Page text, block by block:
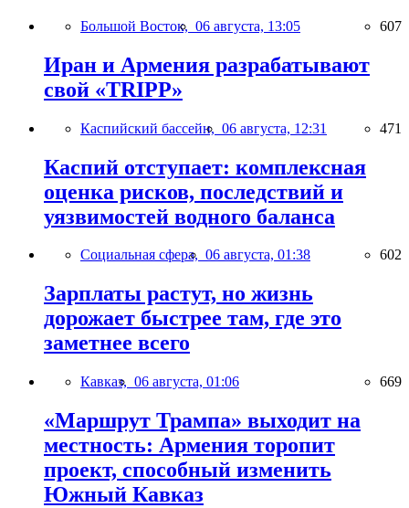
Большой Восток, 06 августа, 13:05 607
Иран и Армения разрабатывают
свой «TRIPP»
Каспийский бассейн, 06 августа, 12:31 471
Каспий отступает: комплексная
оценка рисков, последствий и
уязвимостей водного баланса
Социальная сфера, 06 августа, 01:38 602
Зарплаты растут, но жизнь
дорожает быстрее там, где это
заметнее всего
Кавказ, 06 августа, 01:06 669
«Маршрут Трампа» выходит на
местность: Армения торопит
проект, способный изменить
Южный Кавказ